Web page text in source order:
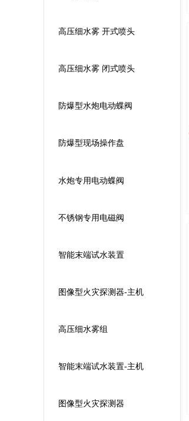
高压细水雾 开式喷头
高压细水雾 闭式喷头
防爆型水炮电动蝶阀
防爆型现场操作盘
水炮专用电动蝶阀
不锈钢专用电磁阀
智能末端试水装置
图像型火灾探测器-主机
高压细水雾组
智能末端试水装置-主机
图像型火灾探测器